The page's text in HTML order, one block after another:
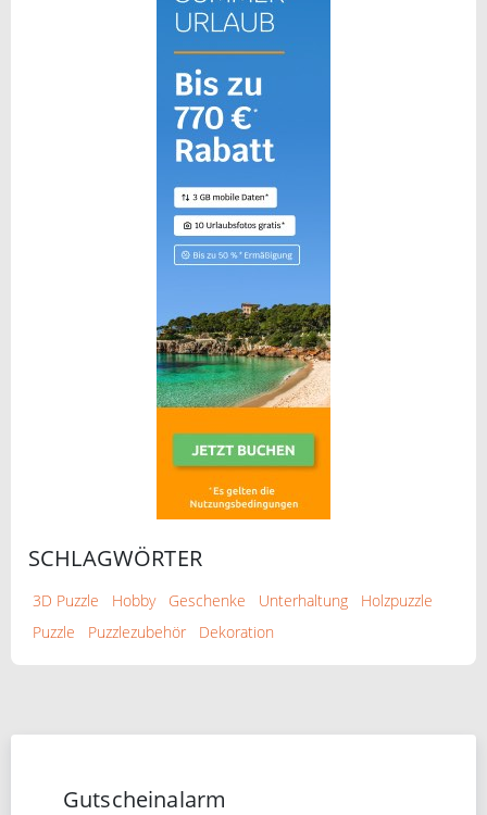
SCHLAGWÖRTER
3D Puzzle Hobby Geschenke Unterhaltung
Holzpuzzle
Puzzle
Puzzlezubehör Dekoration
Gutscheinalarm